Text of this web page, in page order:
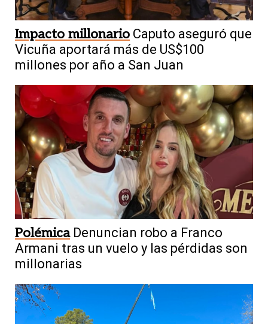
Impacto millonario Caputo aseguró que
Vicuña aportará más de US$100
millones por año a San Juan
Polémica Denuncian robo a Franco
Armani tras un vuelo y las pérdidas son
millonarias